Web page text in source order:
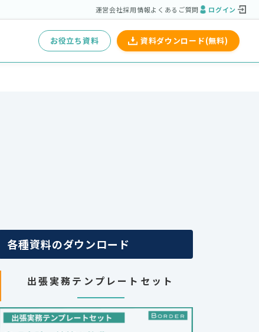
運営会社採用情報よくあるご質問 ログイン
お役立ち資料 資料ダウンロード(無料)
各種資料のダウンロード
出張実務テンプレートセット